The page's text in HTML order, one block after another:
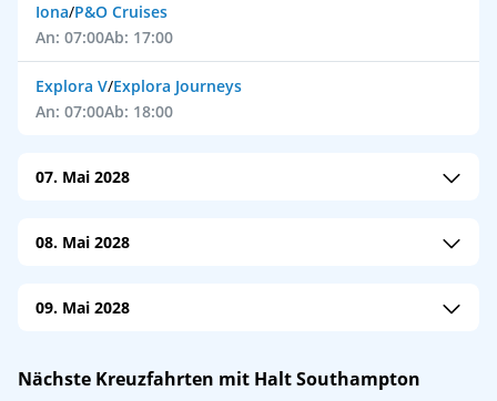
Iona/P&O Cruises
An: 07:00Ab: 17:00
Explora V/Explora Journeys
An: 07:00Ab: 18:00
07. Mai 2028
An: 06:30Ab: 17:00
08. Mai 2028
An: 07:00Ab: 16:00
09. Mai 2028
An: 06:30Ab: 16:30
Nächste Kreuzfahrten mit Halt Southampton